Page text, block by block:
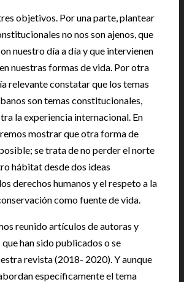
objetivos. Por una parte, plantear
no nos son ajenos, que
nuestro día a día y que intervienen
nuestras formas de vida. Por otra
relevante constatar que los temas
son temas constitucionales,
la experiencia internacional. En
mostrar que otra forma de
se trata de no perder el norte
hábitat desde dos ideas
derechos humanos y el respeto a la
como fuente de vida.
reunido artículos de autoras y
han sido publicados o se
revista (2018- 2020). Y aunque
específicamente el tema